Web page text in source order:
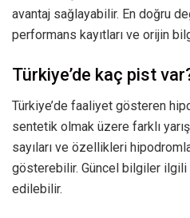
avantaj sağlayabilir. En doğru
performans kayıtları ve orijin
Türkiye’de kaç pist
Türkiye’de faaliyet gösteren
sentetik olmak üzere farklı
sayıları ve özellikleri
gösterebilir. Güncel bilgiler ilgili
edilebilir.